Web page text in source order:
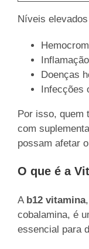
Níveis
Doenças
Infecções
Por isso, quem
com
possam afetar
O que é a
A b12 vitamina
cobalamina, é
essencial para